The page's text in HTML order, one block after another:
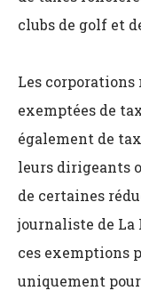
clubs de golf et
Les corporations
exemptées de
également de
leurs dirigeants
de certaines
journaliste de La
ces exemptions
uniquement